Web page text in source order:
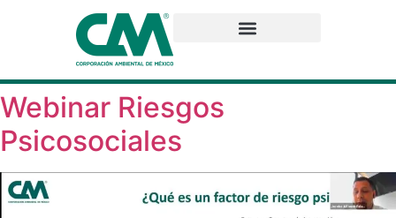
Webinar Riesgos
Psicosociales